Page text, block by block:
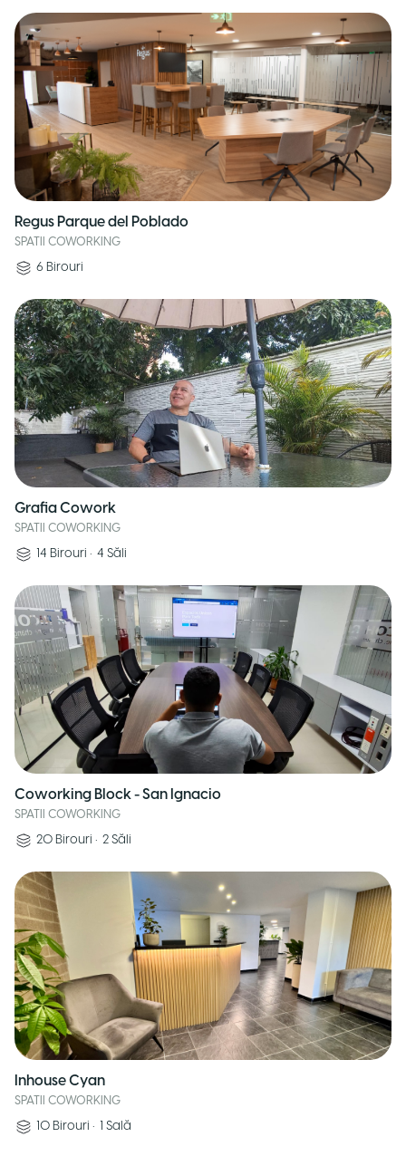
Regus Parque del Poblado
SPATII COWORKING
6 Birouri
Grafia Cowork
SPATII COWORKING
14 Birouri • 4 Săli
Coworking Block - San Ignacio
SPATII COWORKING
20 Birouri • 2 Săli
Inhouse Cyan
SPATII COWORKING
10 Birouri • 1 Sală